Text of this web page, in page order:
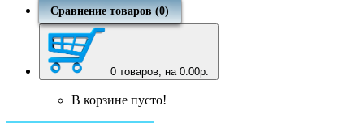
Сравнение товаров (0)
0 товаров, на 0.00р.
В корзине пусто!